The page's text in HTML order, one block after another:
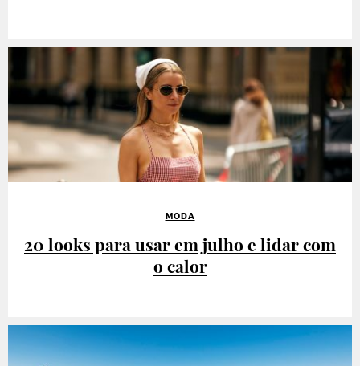
MODA
20 looks para usar em julho e lidar com
o calor